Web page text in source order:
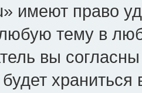
имеют право
тему в
вы